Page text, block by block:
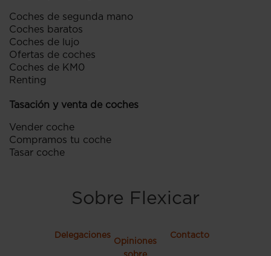
Coches de segunda mano
Coches baratos
Coches de lujo
Ofertas de coches
Coches de KM0
Renting
Tasación y venta de coches
Vender coche
Compramos tu coche
Tasar coche
Sobre Flexicar
Delegaciones
Opiniones
Contacto